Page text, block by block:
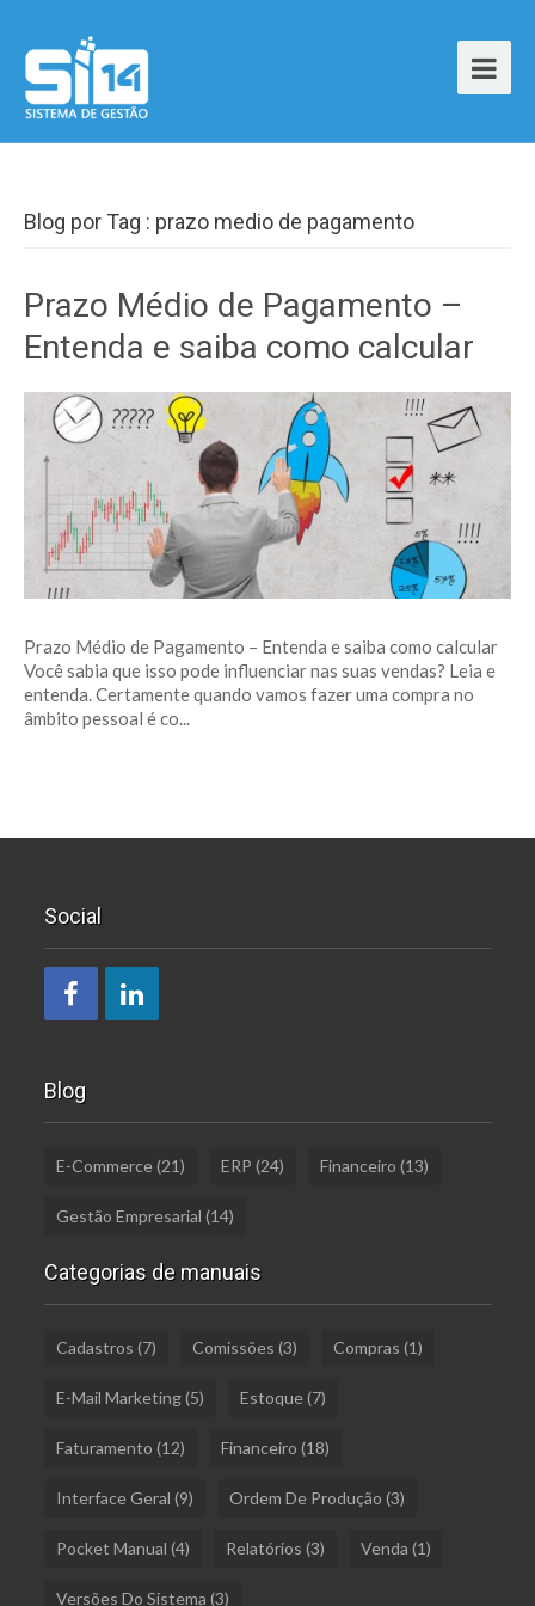
Blog por Tag : prazo medio de pagamento
Prazo Médio de Pagamento –
Entenda e saiba como calcular
Prazo Médio de Pagamento – Entenda e saiba como calcular
Você sabia que isso pode influenciar nas suas vendas? Leia e
entenda. Certamente quando vamos fazer uma compra no
âmbito pessoal é co...
Social
Blog
E-Commerce(21) ERP (24) Financeiro (13)
Gestão Empresarial (14)
Categorias de manuais
Cadastros (7) Comissões (3) Compras (1)
E-Mail Marketing(5) Estoque(7)
Faturamento (12) Financeiro (18)
Interface Geral (9) Ordem De Produção (3)
Pocket Manual (4) Relatórios (3) Venda (1)
Versões Do Sistema (3)